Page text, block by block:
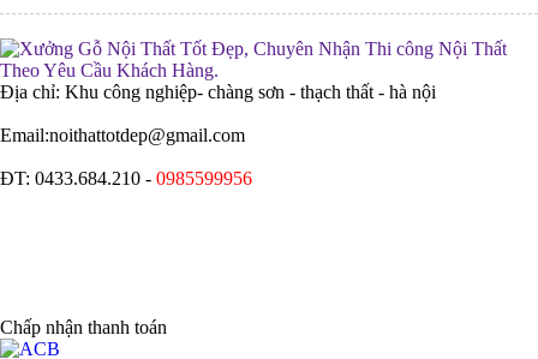
Địa chỉ: Khu công nghiệp- chàng sơn - thạch thất - hà nội
Email:noithattotdep@gmail.com
ĐT: 0433.684.210 - 0985599956
Chấp nhận thanh toán